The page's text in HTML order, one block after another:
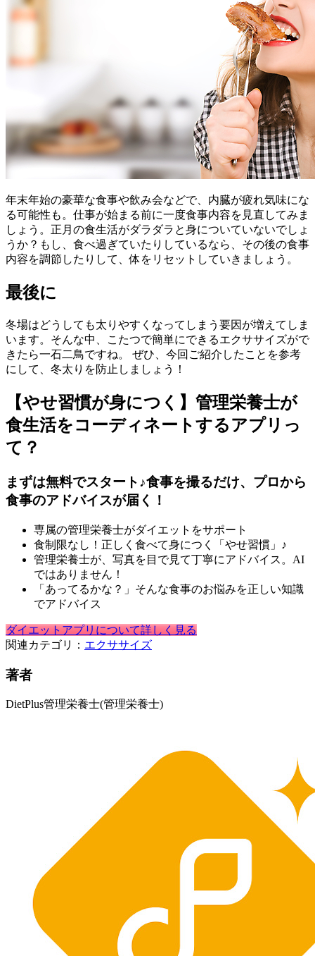
年末年始の豪華な食事や飲み会などで、内臓が疲れ気味にな
る可能性も。仕事が始まる前に一度食事内容を見直してみま
しょう。正月の食生活がダラダラと身についていないでしょ
うか？もし、食べ過ぎていたりしているなら、その後の食事
内容を調節したりして、体をリセットしていきましょう。
最後に
冬場はどうしても太りやすくなってしまう要因が増えてしま
います。そんな中、こたつで簡単にできるエクササイズがで
きたら一石二鳥ですね。 ぜひ、今回ご紹介したことを参考
にして、冬太りを防止しましょう！
【やせ習慣が身につく】管理栄養士が
食生活をコーディネートするアプリっ
て？
まずは無料でスタート♪食事を撮るだけ、プロから
食事のアドバイスが届く！
専属の管理栄養士がダイエットをサポート
食制限なし！正しく食べて身につく「やせ習慣」♪
管理栄養士が、写真を目で見て丁寧にアドバイス。AI
ではありません！
「あってるかな？」そんな食事のお悩みを正しい知識
でアドバイス
ダイエットアプリについて詳しく見る
関連カテゴリ： エクササイズ
著者
DietPlus管理栄養士(管理栄養士)